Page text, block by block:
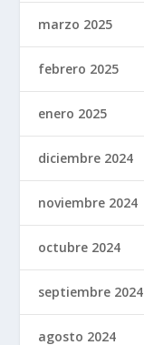
marzo 2025
febrero 2025
enero 2025
diciembre 2024
noviembre 2024
octubre 2024
septiembre 2024
agosto 2024